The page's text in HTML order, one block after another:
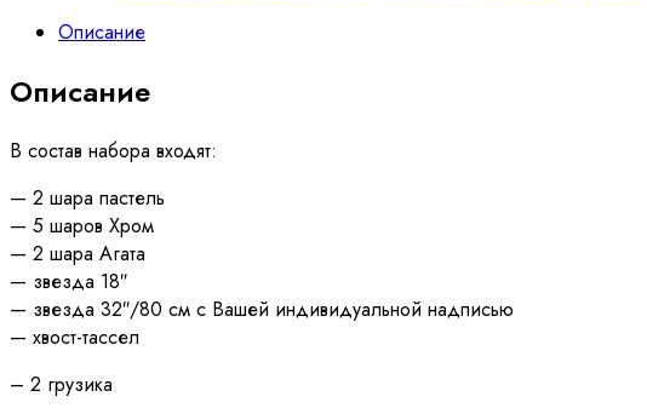
175
Описание
Описание
В состав набора входят:
— 2 шара пастель
— 5 шаров Хром
— 2 шара Агата
— звезда 18″
— звезда 32″/80 см с Вашей индивидуальной надписью
— хвост-тассел
– 2 грузика